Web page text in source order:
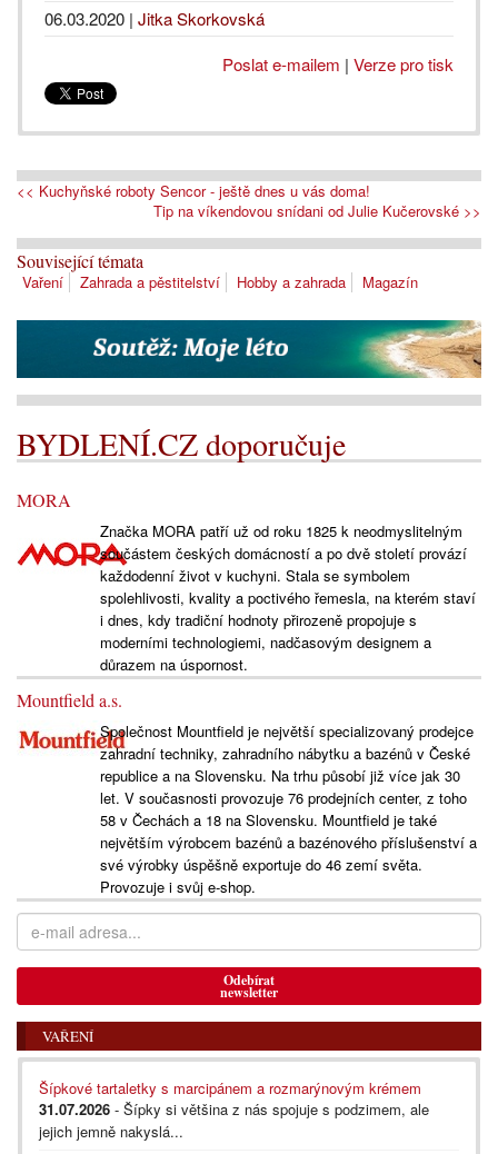
06.03.2020 | Jitka Skorkovská
Poslat e-mailem | Verze pro tisk
<< Kuchyňské roboty Sencor - ještě dnes u vás doma!
Tip na víkendovou snídani od Julie Kučerovské >>
Související témata
Vaření Zahrada a pěstitelství Hobby a zahrada Magazín
BYDLENÍ.CZ doporučuje
MORA
Značka MORA patří už od roku 1825 k neodmyslitelným
součástem českých domácností a po dvě století provází
každodenní život v kuchyni. Stala se symbolem
spolehlivosti, kvality a poctivého řemesla, na kterém staví
i dnes, kdy tradiční hodnoty přirozeně propojuje s
moderními technologiemi, nadčasovým designem a
důrazem na úspornost.
Mountfield a.s.
Společnost Mountfield je největší specializovaný prodejce
zahradní techniky, zahradního nábytku a bazénů v České
republice a na Slovensku. Na trhu působí již více jak 30
let. V současnosti provozuje 76 prodejních center, z toho
58 v Čechách a 18 na Slovensku. Mountfield je také
největším výrobcem bazénů a bazénového příslušenství a
své výrobky úspěšně exportuje do 46 zemí světa.
Provozuje i svůj e-shop.
Odebírat
newsletter
VAŘENÍ
Šípkové tartaletky s marcipánem a rozmarýnovým krémem
31.07.2026 - Šípky si většina z nás spojuje s podzimem, ale
jejich jemně nakyslá...